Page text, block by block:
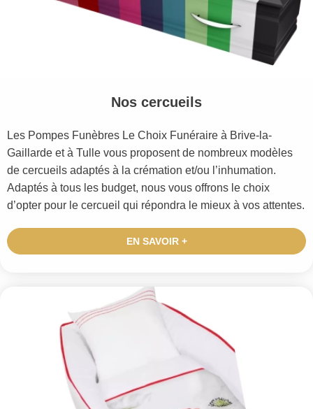
Nos cercueils
Les Pompes Funèbres Le Choix Funéraire à Brive-la-
Gaillarde et à Tulle vous proposent de nombreux modèles
de cercueils adaptés à la crémation et/ou l’inhumation.
Adaptés à tous les budget, nous vous offrons le choix
d’opter pour le cercueil qui répondra le mieux à vos attentes.
EN SAVOIR +